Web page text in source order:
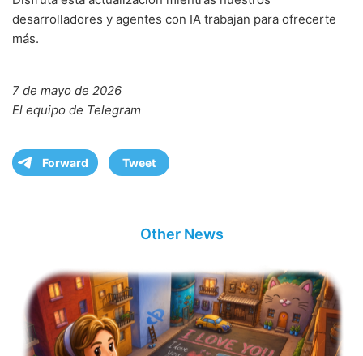
desarrolladores y agentes con IA trabajan para ofrecerte
más.
7 de mayo de 2026
El equipo de Telegram
Forward Tweet
Other News